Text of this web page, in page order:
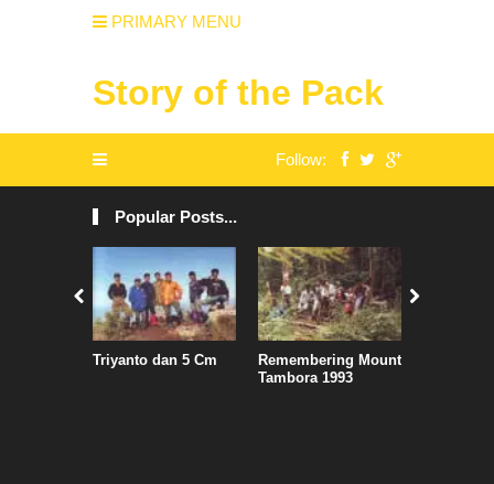
PRIMARY MENU
Story of the Pack
Follow:
Popular Posts...
Triyanto dan 5 Cm
Remembering Mount
Tambora 1993